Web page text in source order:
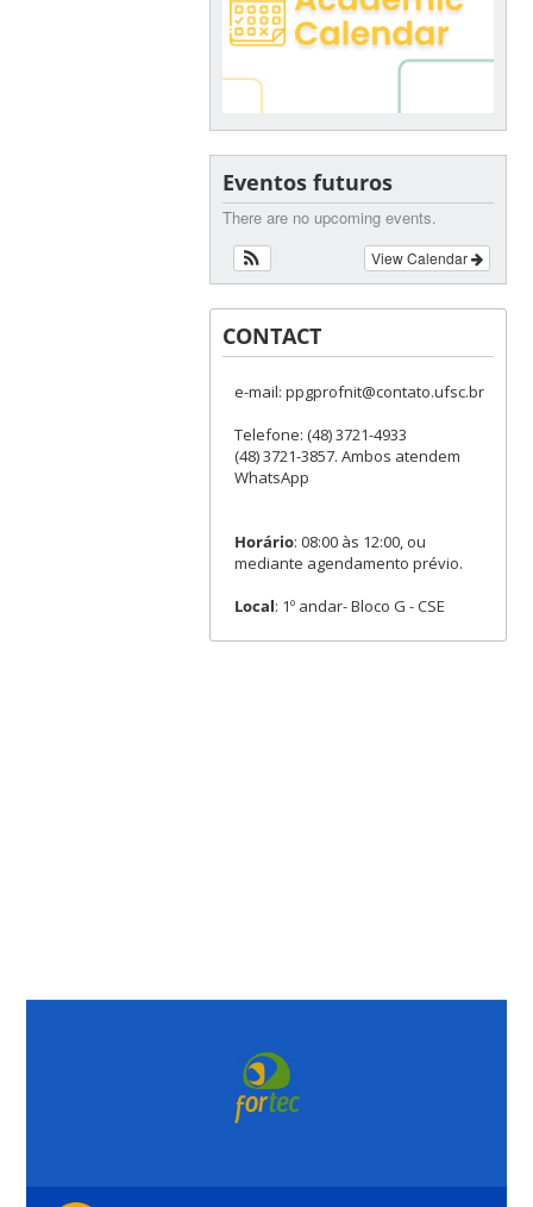
Eventos futuros
There are no upcoming events.
View Calendar
CONTACT
e-mail: ppgprofnit@contato.ufsc.br
Telefone: (48) 3721-4933
(48) 3721-3857. Ambos atendem
WhatsApp
Horário: 08:00 às 12:00, ou
mediante agendamento prévio.
Local: 1º andar- Bloco G - CSE